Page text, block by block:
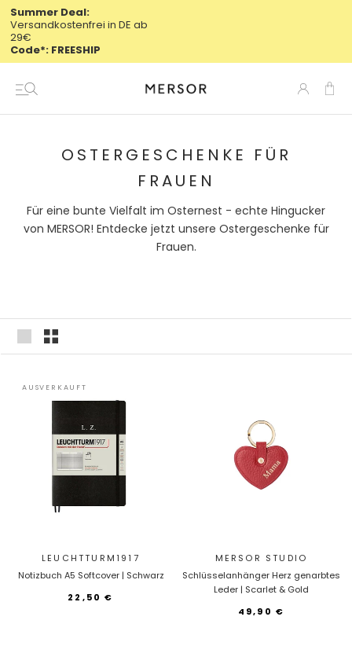
Direkt
zum
Inhalt
Summer Deal:
Versandkostenfrei in DE ab
29€
Code*: FREESHIP
OSTERGESCHENKE FÜR
FRAUEN
Für eine bunte Vielfalt im Osternest - echte Hingucker
von MERSOR! Entdecke jetzt unsere Ostergeschenke für
Frauen.
AUSVERKAUFT
LEUCHTTURM1917
Notizbuch A5 Softcover | Schwarz
22,50 €
MERSOR STUDIO
Schlüsselanhänger Herz genarbtes
Leder | Scarlet & Gold
49,90 €